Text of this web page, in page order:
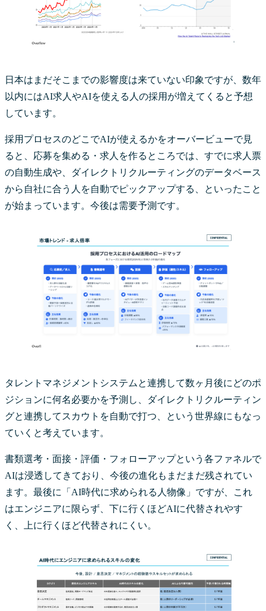
日本はまだそこまでの影響度は来ていない印象ですが、数年
以内にはAI求人やAIを使える人の採用が増えてくると予想
しています。
採用プロセスのどこでAIが使えるかをオーバービューで見
ると、応募を集める・求人を作るところでは、すでに求人票
の自動生成や、ダイレクトリクルーティングのデータベース
から自社に合う人を自動でピックアップする、といったこと
が始まっています。今後は需要予測です。
タレントマネジメントシステムと連携して数ヶ月後にどのポ
ジションに何名必要かを予測し、ダイレクトリクルーティン
グと連携してスカウトを自動で打つ、という世界線にもなっ
ていくと考えています。
書類選考・面接・評価・フォローアップという各ファネルで
AIは浸透してきており、今後の進化もまだまだ残されてい
ます。最後に「AI時代に求められる人物像」ですが、これ
はエンジニアに限らず、下に行くほどAIに代替されやす
く、上に行くほど代替されにくい。